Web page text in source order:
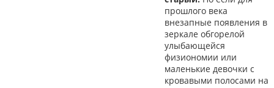
прошлого века
внезапные появления в
зеркале обгорелой
улыбающейся
физиономии или
маленькие девочки с
кровавыми полосами на